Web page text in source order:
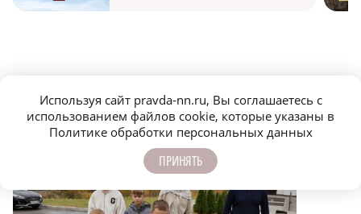
МОЛОДЕЖЬ МЕНЯЕТ МИР
Используя сайт pravda-nn.ru, Вы соглашаетесь с
использованием файлов cookie, которые указаны в
Политике обработки персональных данных
ПРИНЯТЬ